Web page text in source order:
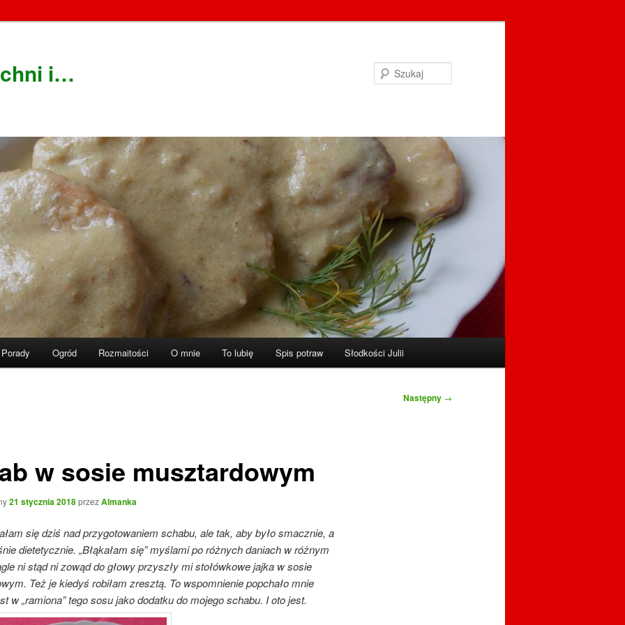
i…
Porady Ogród Rozmaitości O mnie To lubię Spis potraw Słodkości Julii
Następny →
w sosie musztardowym
21 stycznia 2018przezAlmanka
się dziś nad przygotowaniem schabu, ale tak, aby było smacznie, a
dietetycznie. „Błąkałam się” myślami po różnych daniach w różnym
ni stąd ni zowąd do głowy przyszły mi stołówkowe jajka w sosie
Też je kiedyś robiłam zresztą. To wspomnienie popchało mnie
w „ramiona” tego sosu jako dodatku do mojego schabu. I oto jest.